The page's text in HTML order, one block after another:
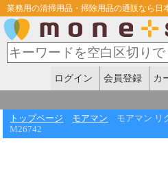
業務用の清掃用品・掃除用品の通販なら日
ログイン 会員登録 カ
トップページ モアマン
モアマン リ
M26742